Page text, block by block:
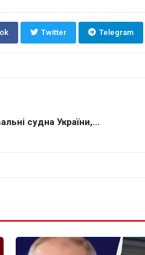
Twitter Telegram
судна України,...